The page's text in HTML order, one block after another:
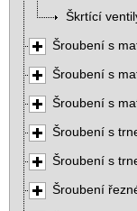
Škrtící
Šroubení s
Šroubení s
Šroubení s
Šroubení s
Šroubení s
Šroubení